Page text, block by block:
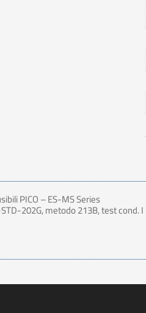
PICO – ES-MS Series
202G, metodo 213B, test cond. I